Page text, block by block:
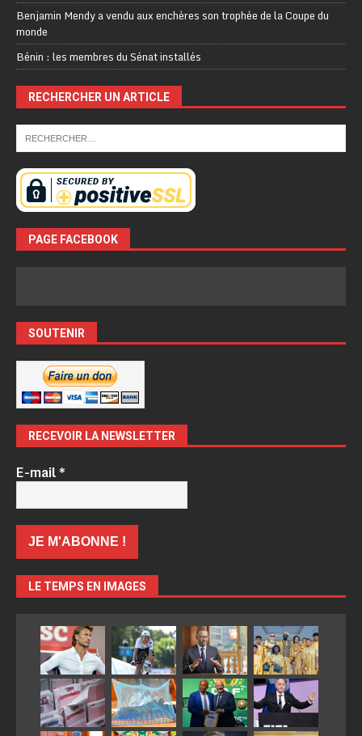
Benjamin Mendy a vendu aux enchères son trophée de la Coupe du
monde
Bénin : les membres du Sénat installés
RECHERCHER UN ARTICLE
PAGE FACEBOOK
SOUTENIR
RECEVOIR LA NEWSLETTER
E-mail*
LE TEMPS EN IMAGES